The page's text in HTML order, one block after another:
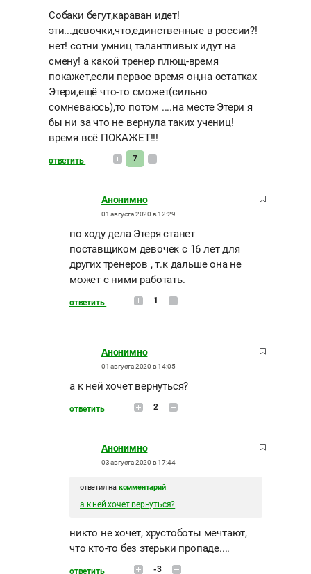
Собаки бегут,караван идет!
эти...девочки,что,единственные в россии?!
нет! сотни умниц талантливых идут на
смену! а какой тренер плющ-время
покажет,если первое время он,на остатках
Этери,ещё что-то сможет(сильно
сомневаюсь),то потом ....на месте Этери я
бы ни за что не вернула таких учениц!
время всё ПОКАЖЕТ!!!
ответить 7
Анонимно
01 августа 2020 в 12:29
по ходу дела Этеря станет
поставщиком девочек с 16 лет для
других тренеров , т.к дальше она не
может с ними работать.
ответить 1
Анонимно
01 августа 2020 в 14:05
а к ней хочет вернуться?
ответить 2
Анонимно
03 августа 2020 в 17:44
ответил на комментарий
а к ней хочет вернуться?
никто не хочет, хрустоботы мечтают,
что кто-то без этерьки пропаде....
ответить -3